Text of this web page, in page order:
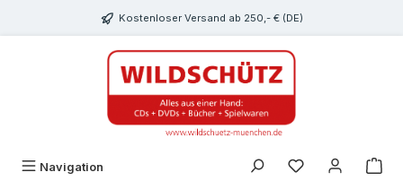
Kostenloser Versand ab 250,- € (DE)
Navigation Du hast 0